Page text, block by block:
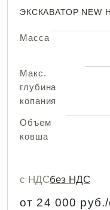
ЭКСКАВАТОР NEW
Масса
Макс.
глубина
копания
Объем
ковша
с НДСбез НДС
от 24 000